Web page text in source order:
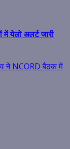
येलो अलर्ट जारी
ने NCORD बैठक में